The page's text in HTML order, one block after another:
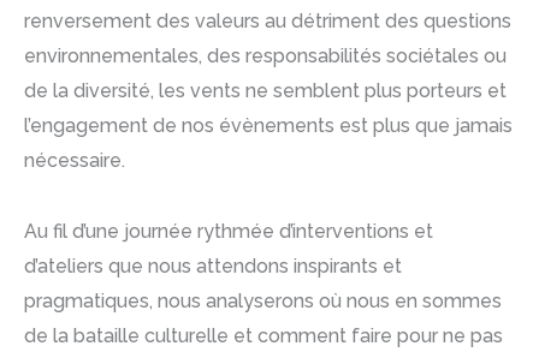
renversement des valeurs au détriment des questions
environnementales, des responsabilités sociétales ou
de la diversité, les vents ne semblent plus porteurs et
l’engagement de nos évènements est plus que jamais
nécessaire.
Au fil d’une journée rythmée d’interventions et
d’ateliers que nous attendons inspirants et
pragmatiques, nous analyserons où nous en sommes
de la bataille culturelle et comment faire pour ne pas